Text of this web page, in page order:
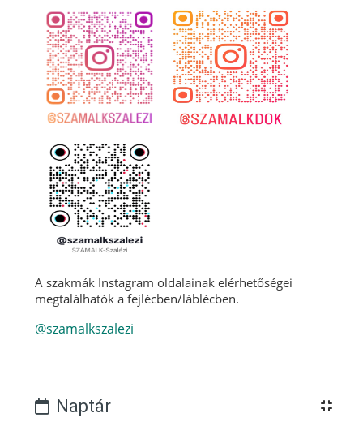
A szakmák Instagram oldalainak elérhetőségei
megtalálhatók a fejlécben/láblécben.
@szamalkszalezi
Blokkok
Naptár